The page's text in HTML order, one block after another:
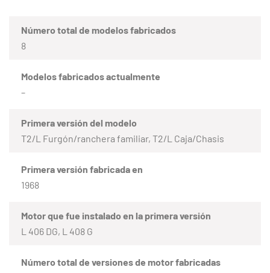
Número total de modelos fabricados
8
Modelos fabricados actualmente
–
Primera versión del modelo
T2/L Furgón/ranchera familiar, T2/L Caja/Chasis
Primera versión fabricada en
1968
Motor que fue instalado en la primera versión
L 406 DG, L 408 G
Número total de versiones de motor fabricadas